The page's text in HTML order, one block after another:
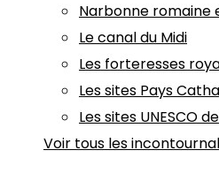
Narbonne romaine
Le canal du Midi
Les forteresses
Les sites Pays
Les sites UNESCO
Voir tous les